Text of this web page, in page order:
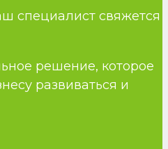
специалист свяжется
решение, которое
развиваться и